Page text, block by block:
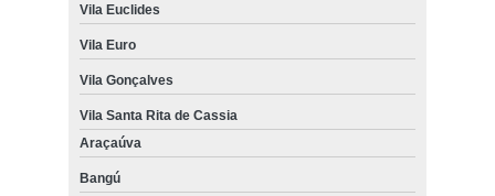
Vila Euclides
Vila Euro
Vila Gonçalves
Vila Santa Rita de Cassia
Araçaúva
Bangú